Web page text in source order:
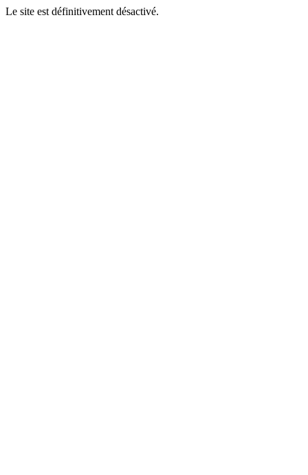
Le site est définitivement désactivé.